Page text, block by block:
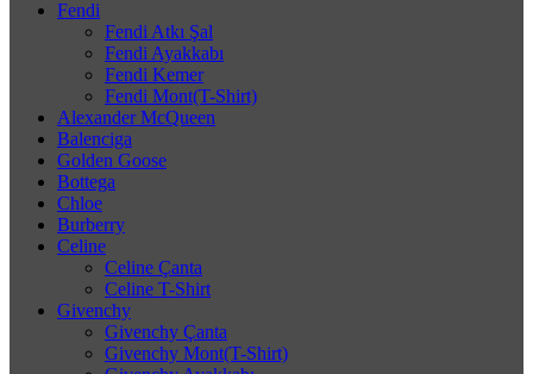
Fendi
Fendi Atkı Şal
Fendi Ayakkabı
Fendi Kemer
Fendi Mont(T-Shirt)
Alexander McQueen
Balenciga
Golden Goose
Bottega
Chloe
Burberry
Celine
Celine Çanta
Celine T-Shirt
Givenchy
Givenchy Çanta
Givenchy Mont(T-Shirt)